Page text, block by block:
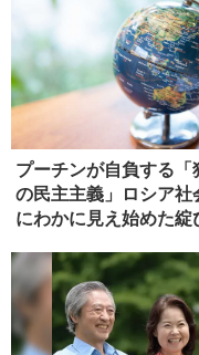
プーチンが自負する「
の民主主義」ロシア社
にわかに見え始めた綻